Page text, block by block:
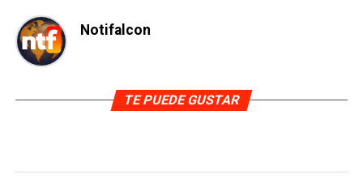
Notifalcon
TE PUEDE GUSTAR